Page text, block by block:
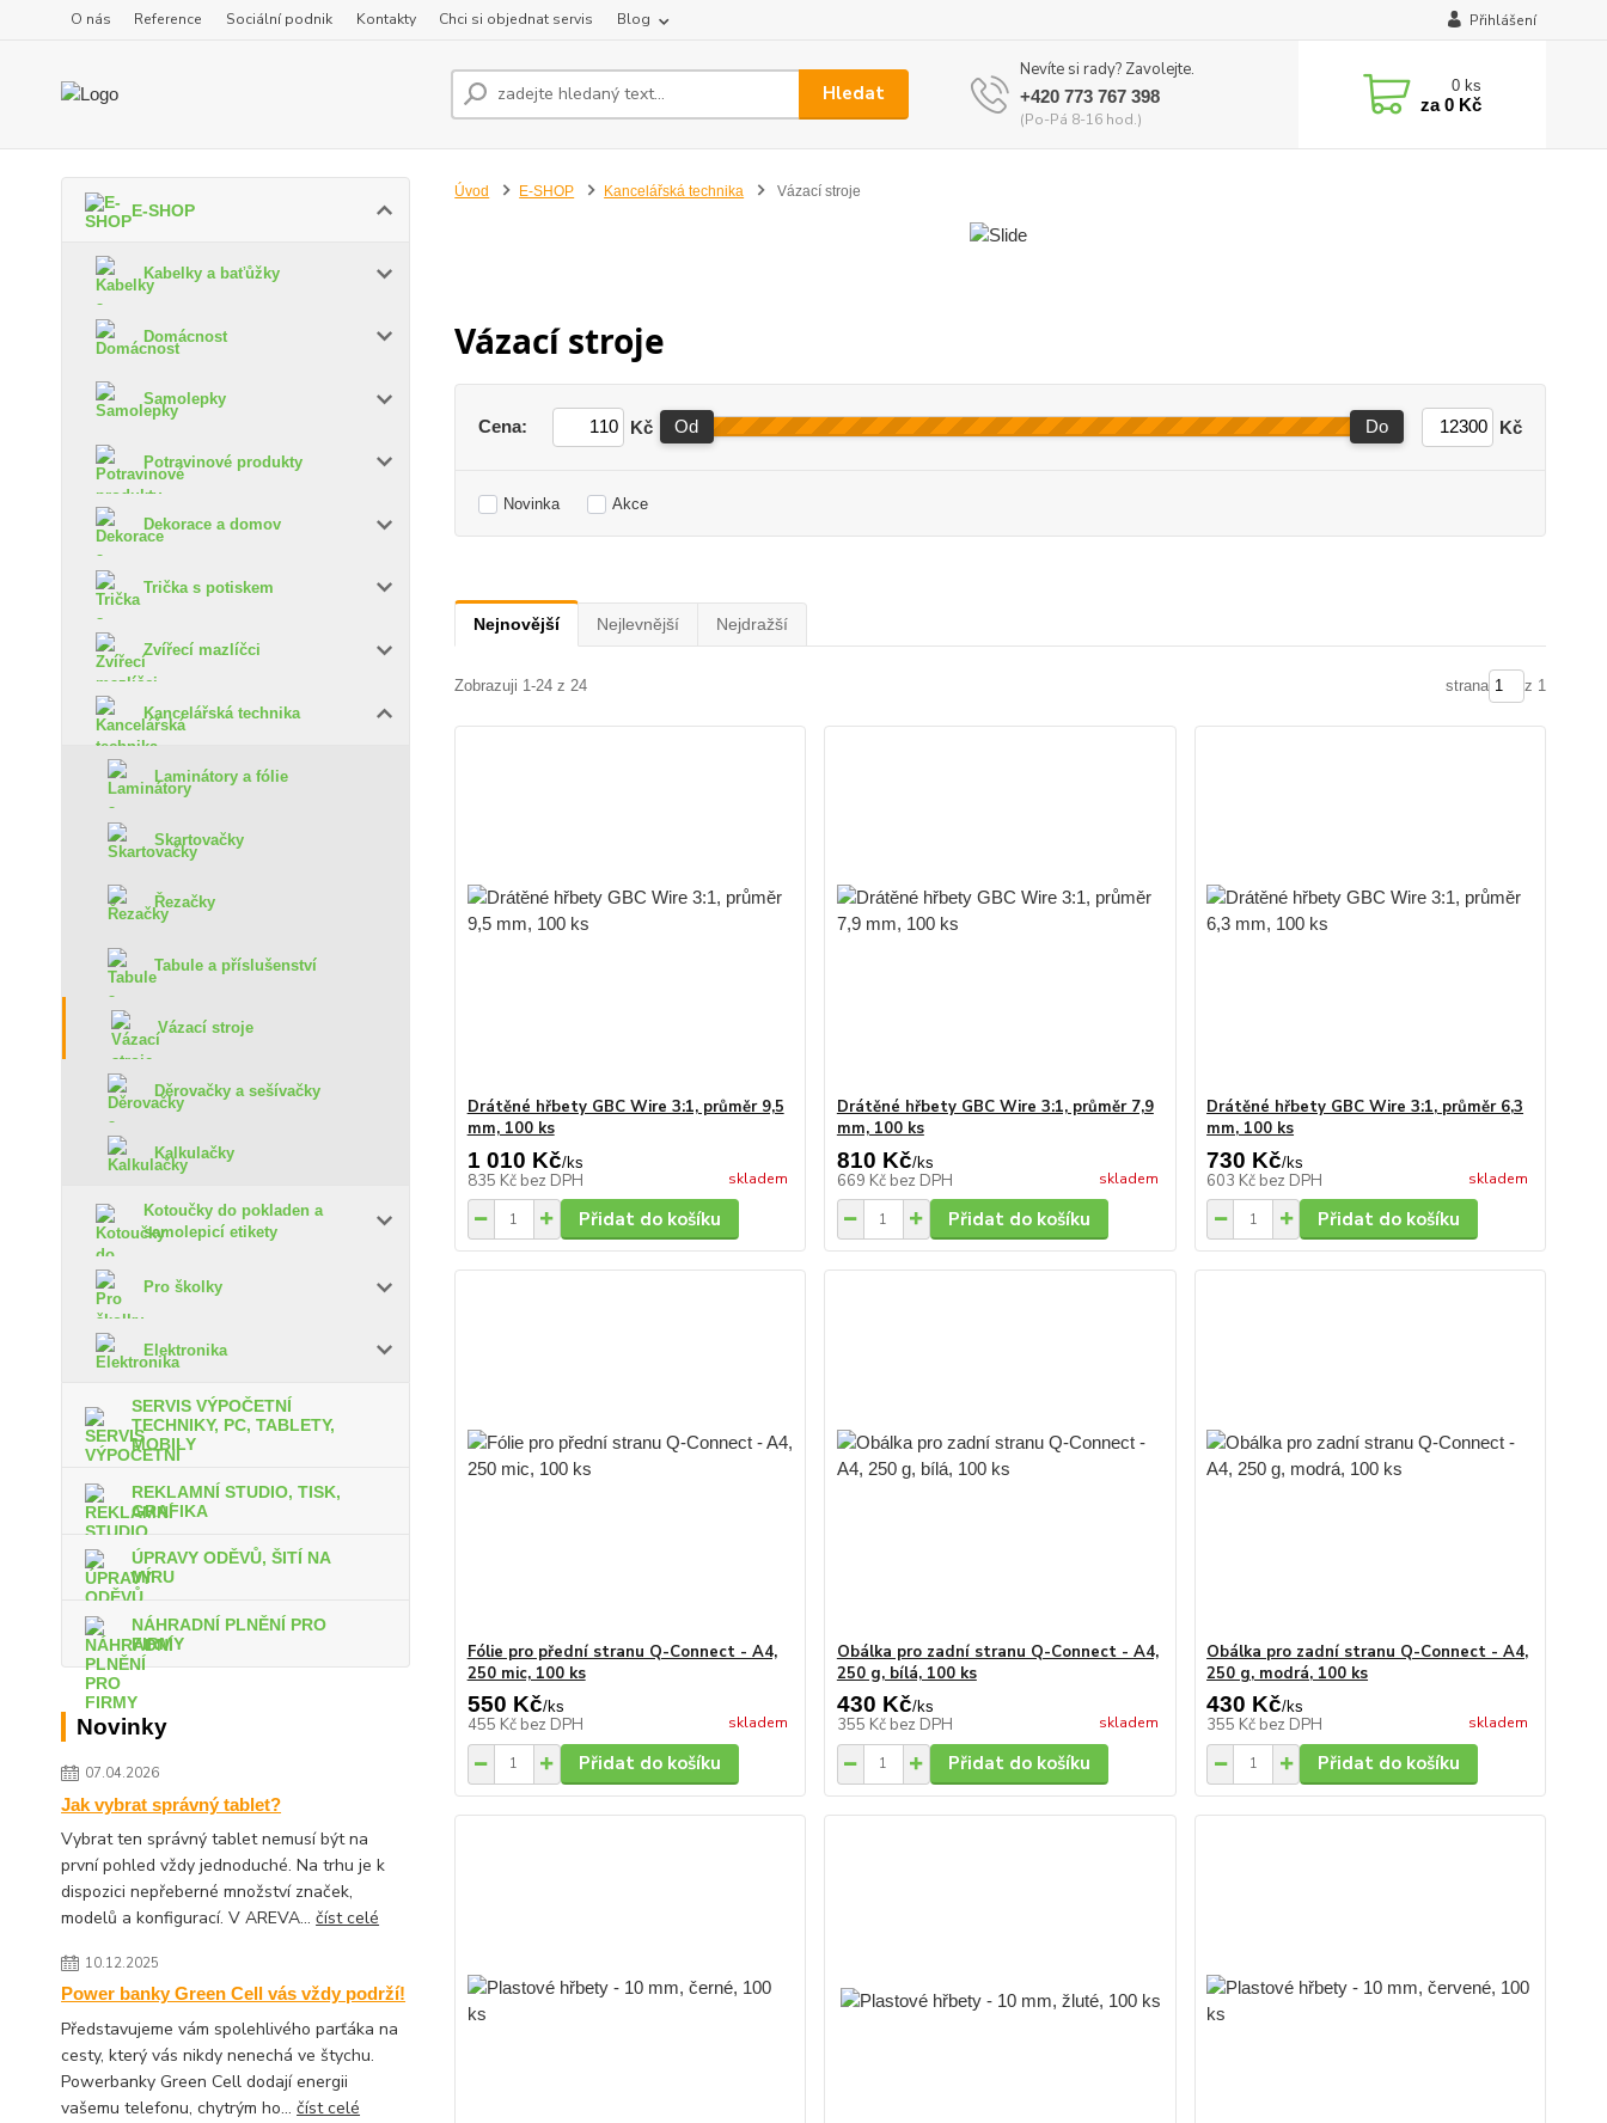
O nás Reference Sociální podnik Kontakty Chci si objednat servis Blog Přihlášení
Hledat
Nevíte si rady? Zavolejte.
+420 773 767 398
(Po-Pá 8-16 hod.)
0 ks
za0 Kč
E-SHOP
Kabelky a baťůžky
Domácnost
Samolepky
Potravinové produkty
Dekorace a domov
Trička s potiskem
Zvířecí mazlíčci
Kancelářská technika
Laminátory a fólie
Skartovačky
Řezačky
Tabule a příslušenství
Vázací stroje
Děrovačky a sešívačky
Kalkulačky
Kotoučky do pokladen a
samolepicí etikety
Pro školky
Elektronika
SERVIS VÝPOČETNÍ
TECHNIKY, PC, TABLETY,
MOBILY
REKLAMNÍ STUDIO, TISK,
GRAFIKA
ÚPRAVY ODĚVŮ, ŠITÍ NA
MÍRU
NÁHRADNÍ PLNĚNÍ PRO
FIRMY
Novinky
07.04.2026
Jak vybrat správný tablet?
Vybrat ten správný tablet nemusí být na
první pohled vždy jednoduché. Na trhu je k
dispozici nepřeberné množství značek,
modelů a konfigurací. V AREVA...číst celé
10.12.2025
Power banky Green Cell vás vždy podrží!
Představujeme vám spolehlivého parťáka na
cesty, který vás nikdy nenechá ve štychu.
Powerbanky Green Cell dodají energii
vašemu telefonu, chytrým ho...číst celé
Úvod E-SHOP Kancelářská technika Vázací stroje
Vázací stroje
Cena: Kč Od Do Kč
Novinka Akce
Nejnovější Nejlevnější Nejdražší
Zobrazuji 1-24 z 24 strana z 1
Drátěné hřbety GBC Wire 3:1, průměr 9,5
mm, 100 ks
1 010 Kč/ks
835 Kč bez DPH skladem
Přidat do košíku
Drátěné hřbety GBC Wire 3:1, průměr 7,9
mm, 100 ks
810 Kč/ks
669 Kč bez DPH skladem
Přidat do košíku
Drátěné hřbety GBC Wire 3:1, průměr 6,3
mm, 100 ks
730 Kč/ks
603 Kč bez DPH skladem
Přidat do košíku
Fólie pro přední stranu Q-Connect - A4,
250 mic, 100 ks
550 Kč/ks
455 Kč bez DPH skladem
Přidat do košíku
Obálka pro zadní stranu Q-Connect - A4,
250 g, bílá, 100 ks
430 Kč/ks
355 Kč bez DPH skladem
Přidat do košíku
Obálka pro zadní stranu Q-Connect - A4,
250 g, modrá, 100 ks
430 Kč/ks
355 Kč bez DPH skladem
Přidat do košíku